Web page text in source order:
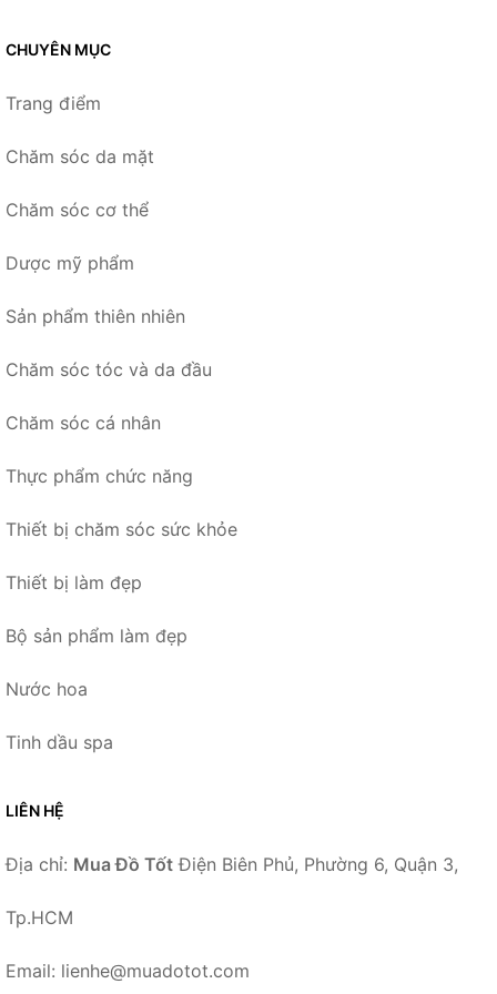
CHUYÊN MỤC
Trang điểm
Chăm sóc da mặt
Chăm sóc cơ thể
Dược mỹ phẩm
Sản phẩm thiên nhiên
Chăm sóc tóc và da đầu
Chăm sóc cá nhân
Thực phẩm chức năng
Thiết bị chăm sóc sức khỏe
Thiết bị làm đẹp
Bộ sản phẩm làm đẹp
Nước hoa
Tinh dầu spa
LIÊN HỆ
Địa chỉ: Mua Đồ Tốt Điện Biên Phủ, Phường 6, Quận 3,
Tp.HCM
Email: lienhe@muadotot.com